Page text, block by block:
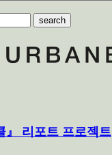
search
』 리포트 프로젝트